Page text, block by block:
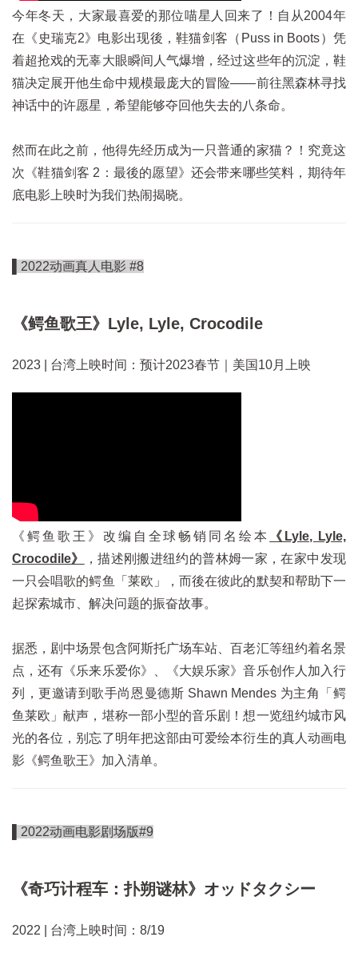
今年冬天，大家最喜爱的那位喵星人回来了！自从2004年
在《史瑞克2》电影出现後，鞋猫剑客（Puss in Boots）凭
着超抢戏的无辜大眼瞬间人气爆增，经过这些年的沉淀，鞋
猫决定展开他生命中规模最庞大的冒险——前往黑森林寻找
神话中的许愿星，希望能够夺回他失去的八条命。
然而在此之前，他得先经历成为一只普通的家猫？！究竟这
次《鞋猫剑客 2：最後的愿望》还会带来哪些笑料，期待年
底电影上映时为我们热闹揭晓。
▌2022动画真人电影 #8
《鳄鱼歌王》Lyle, Lyle, Crocodile
2023 | 台湾上映时间：预计2023春节｜美国10月上映
《鳄鱼歌王》改编自全球畅销同名绘本
《Lyle, Lyle,
Crocodile》
，描述刚搬进纽约的普林姆一家，在家中发现
一只会唱歌的鳄鱼「莱欧」，而後在彼此的默契和帮助下一
起探索城市、解决问题的振奋故事。
据悉，剧中场景包含阿斯托广场车站、百老汇等纽约着名景
点，还有《乐来乐爱你》、《大娱乐家》音乐创作人加入行
列，更邀请到歌手尚恩曼德斯 Shawn Mendes 为主角「鳄
鱼莱欧」献声，堪称一部小型的音乐剧！想一览纽约城市风
光的各位，别忘了明年把这部由可爱绘本衍生的真人动画电
影《鳄鱼歌王》加入清单。
▌2022动画电影剧场版#9
《奇巧计程车：扑朔谜林》オッドタクシー
2022 | 台湾上映时间：8/19